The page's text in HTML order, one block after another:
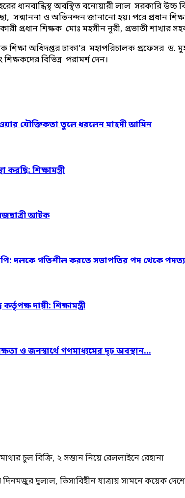
ধানবান্ধিস্থ অবস্থিত বনোয়ারী লাল সরকারি
সন্মাননা ও অভিনন্দন জানানো হয়। পরে প্রধান
প্রধান শিক্ষক মোঃ মহসীন নূরী, প্রভাতী শাখার
শিক্ষা অধিদপ্তর ঢাকা’র মহাপরিচালক প্রফেসর
বিভিন্ন পরামর্শ দেন।
যৌক্তিকতা তুলে ধরলেন মাহদী আমিন
শিক্ষামন্ত্রী
আটক
দলকে গতিশীল করতে সভাপতির পদ থেকে
দায়ী: শিক্ষামন্ত্রী
ও জনস্বার্থে গণমাধ্যমের দৃঢ় অবস্থান…
চুল বিক্রি, ২ সন্তান নিয়ে রেললাইনে রেহানা
দুলাল, ভিসাবিহীন যাত্রায় সামনে কয়েক